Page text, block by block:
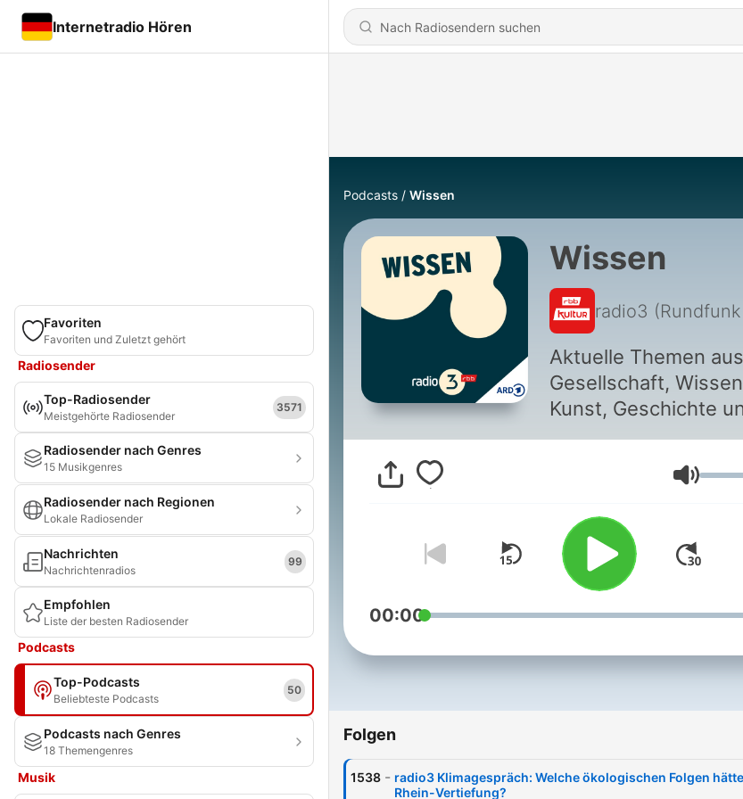
Internetradio Hören
Favoriten
Favoriten und Zuletzt gehört
Radiosender
Top-Radiosender
Meistgehörte Radiosender
3571
Radiosender nach Genres
15 Musikgenres
Radiosender nach Regionen
Lokale Radiosender
Nachrichten
Nachrichtenradios
99
Empfohlen
Liste der besten Radiosender
Podcasts
Top-Podcasts
Beliebteste Podcasts
50
Podcasts nach Genres
18 Themengenres
Musik
Podcasts Wissen
Wissen
Aktuelle Themen aus
Gesellschaft,
Kunst, Geschichte
anderen Bereichen.
00:00
Folgen
1538 - radio3 Klimagespräch: Welche ökologischen Folgen
Rhein-Vertiefung?